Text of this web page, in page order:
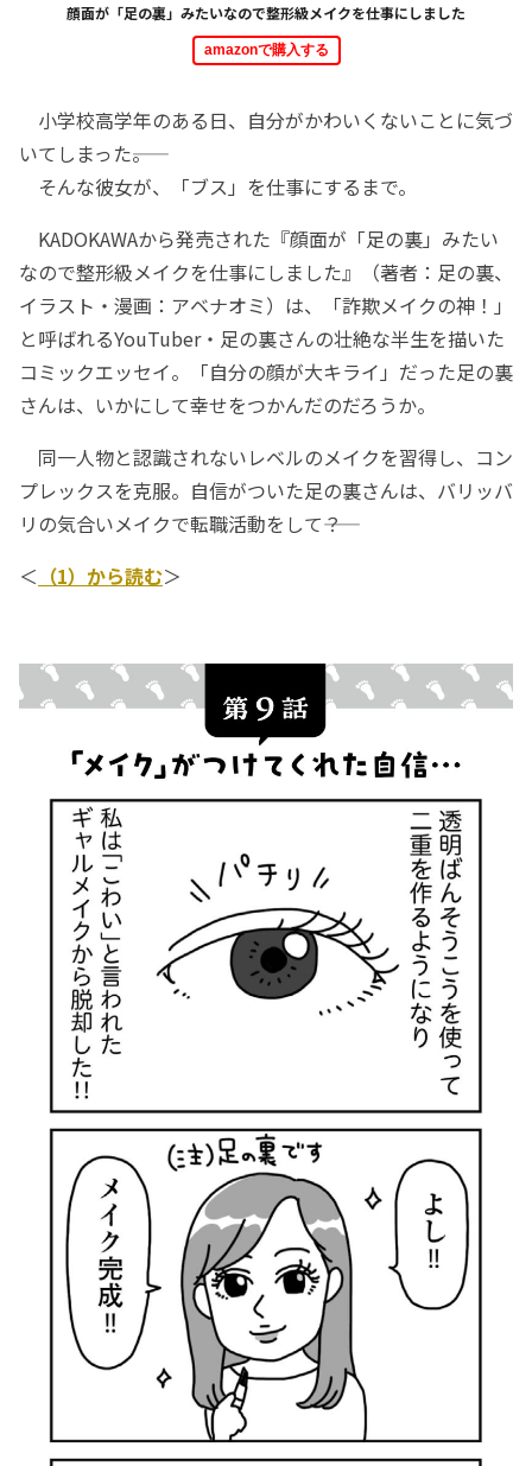
顔面が「足の裏」みたいなので整形級メイクを仕事にしました
amazonで購入する
小学校高学年のある日、自分がかわいくないことに気づ
いてしまった――。
そんな彼女が、「ブス」を仕事にするまで。
KADOKAWAから発売された『顔面が「足の裏」みたい
なので整形級メイクを仕事にしました』（著者：足の裏、
イラスト・漫画：アベナオミ）は、「詐欺メイクの神！」
と呼ばれるYouTuber・足の裏さんの壮絶な半生を描いた
コミックエッセイ。「自分の顔が大キライ」だった足の裏
さんは、いかにして幸せをつかんだのだろうか。
同一人物と認識されないレベルのメイクを習得し、コン
プレックスを克服。自信がついた足の裏さんは、バリッバ
リの気合いメイクで転職活動をして――？
＜ （1）から読む＞